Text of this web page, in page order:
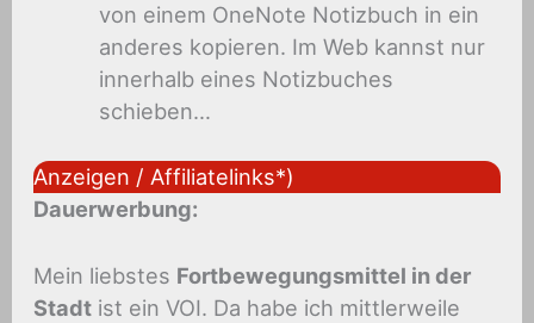
von einem OneNote Notizbuch in ein
anderes kopieren. Im Web kannst nur
innerhalb eines Notizbuches
schieben…
Anzeigen / Affiliatelinks*)
Dauerwerbung:
Mein liebstes Fortbewegungsmittel in der
Stadt ist ein VOI. Da habe ich mittlerweile